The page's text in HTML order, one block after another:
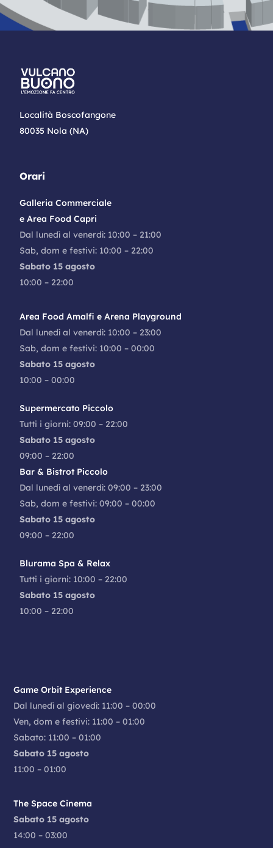
Località Boscofangone
80035 Nola (NA)
Orari
Galleria Commerciale
e Area Food Capri
Dal lunedì al venerdì: 10:00 – 21:00
Sab, dom e festivi: 10:00 – 22:00
Sabato 15 agosto
10:00 – 22:00
Area Food Amalfi e Arena Playground
Dal lunedì al venerdì: 10:00 – 23:00
Sab, dom e festivi: 10:00 – 00:00
Sabato 15 agosto
10:00 – 00:00
Supermercato Piccolo
Tutti i giorni: 09:00 – 22:00
Sabato 15 agosto
09:00 – 22:00
Bar & Bistrot Piccolo
Dal lunedì al venerdì: 09:00 – 23:00
Sab, dom e festivi: 09:00 – 00:00
Sabato 15 agosto
09:00 – 22:00
Blurama Spa & Relax
Tutti i giorni: 10:00 – 22:00
Sabato 15 agosto
10:00 – 22:00
Game Orbit Experience
Dal lunedì al giovedì: 11:00 – 00:00
Ven, dom e festivi: 11:00 – 01:00
Sabato: 11:00 – 01:00
Sabato 15 agosto
11:00 – 01:00
The Space Cinema
Sabato 15 agosto
14:00 – 03:00